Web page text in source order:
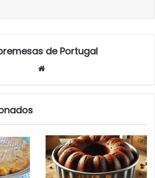
de Portugal